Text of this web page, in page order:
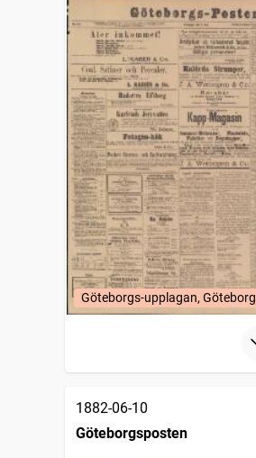
Göteborgs-upplagan, Göteborg
1882-06-10
Göteborgsposten